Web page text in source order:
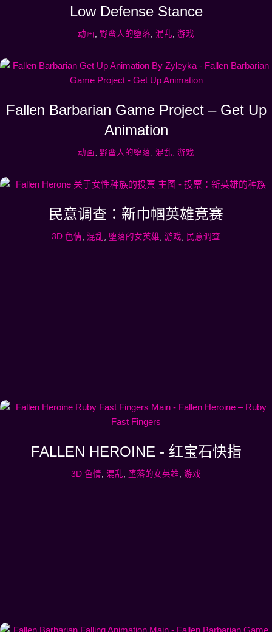
Low Defense Stance
动画 野蛮人的堕落 混乱 游戏
Fallen Barbarian Game Project – Get Up
Animation
动画 野蛮人的堕落 混乱 游戏
民意调查：新巾帼英雄竞赛
3D 色情 混乱 堕落的女英雄 游戏 民意调查
FALLEN HEROINE - 红宝石快指
3D 色情, 混乱, 堕落的女英雄, 游戏